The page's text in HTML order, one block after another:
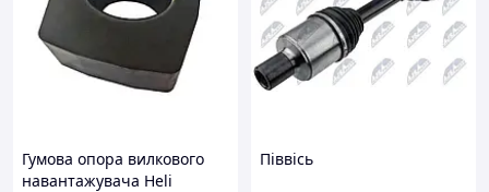
Гумова опора вилкового
навантажувача Heli
Піввісь